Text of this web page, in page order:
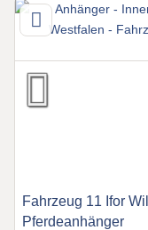
Fahrzeug 11 Ifor
Pferdeanhänger